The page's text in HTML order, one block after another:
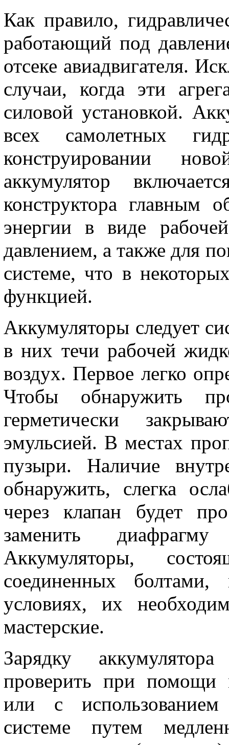
Как правило,
работающий под
отсеке авиадвигателя.
случаи, когда эти
силовой установкой.
всех самолетных
конструировании
аккумулятор
конструктора главным
энергии в виде
давлением, а также для
системе, что в
функцией.
Аккумуляторы следует
в них течи рабочей
воздух. Первое легко
Чтобы обнаружить
герметически
эмульсией. В местах
пузыри. Наличие
обнаружить, слегка
через клапан будет
заменить
Аккумуляторы,
соединенных
условиях, их
мастерские.
Зарядку
проверить при помощи
или с использованием
системе путем